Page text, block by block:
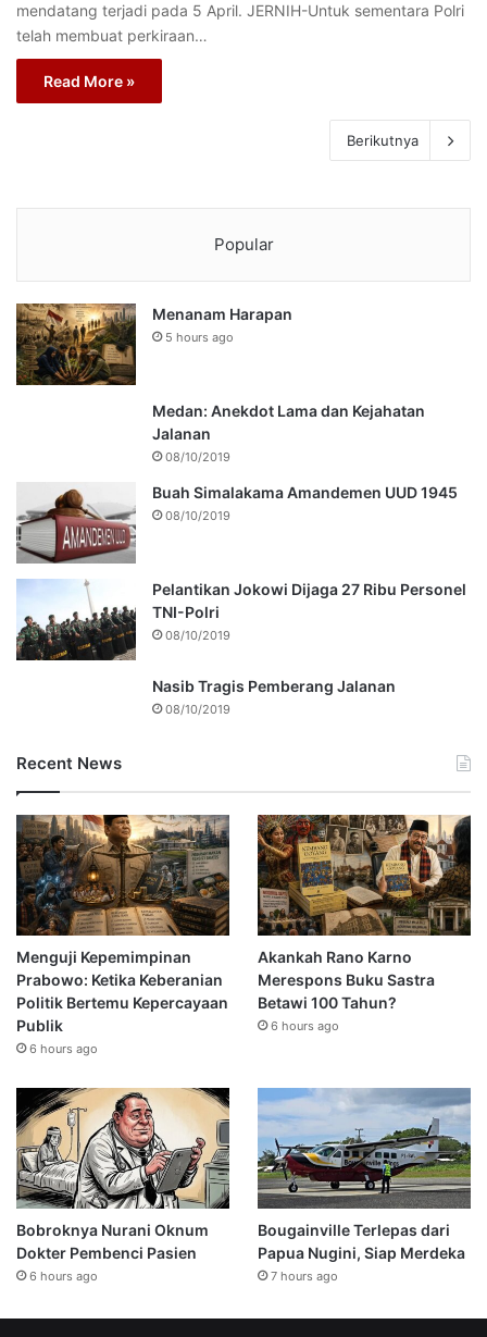
mendatang terjadi pada 5 April. JERNIH-Untuk sementara Polri
telah membuat perkiraan…
Read More »
Berikutnya
Popular
Menanam Harapan
5 hours ago
Medan: Anekdot Lama dan Kejahatan
Jalanan
08/10/2019
Buah Simalakama Amandemen UUD 1945
08/10/2019
Pelantikan Jokowi Dijaga 27 Ribu Personel
TNI-Polri
08/10/2019
Nasib Tragis Pemberang Jalanan
08/10/2019
Recent News
Menguji Kepemimpinan
Prabowo: Ketika Keberanian
Politik Bertemu Kepercayaan
Publik
6 hours ago
Akankah Rano Karno
Merespons Buku Sastra
Betawi 100 Tahun?
6 hours ago
Bobroknya Nurani Oknum
Dokter Pembenci Pasien
6 hours ago
Bougainville Terlepas dari
Papua Nugini, Siap Merdeka
7 hours ago